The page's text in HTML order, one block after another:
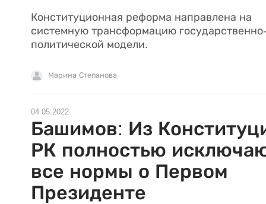
Конституционная реформа направлена на
системную трансформацию государственно-
политической модели.
Марина Степанова
04.05.2022
Башимов: Из
РК полностью
все нормы о Первом
Президенте